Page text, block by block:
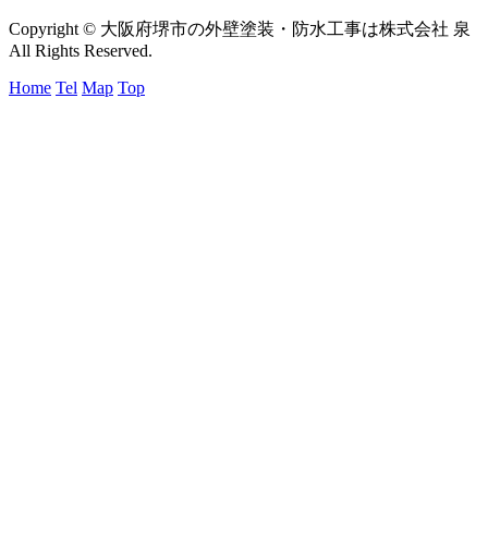
Copyright © 大阪府堺市の外壁塗装・防水工事は株式会社 泉
All Rights Reserved.
Home Tel Map Top